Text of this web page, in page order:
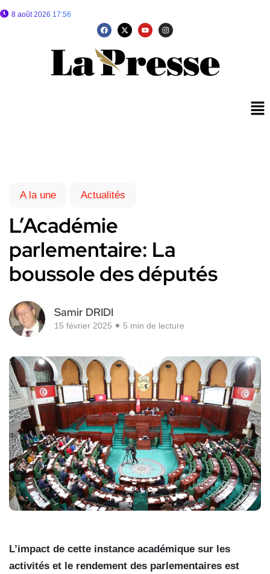
8 août 2026 17:56
A la une Actualités
L’Académie
parlementaire: La
boussole des députés
Samir DRIDI
15 février 2025 5 min de lecture
L’impact de cette instance académique sur les
activités et le rendement des parlementaires est